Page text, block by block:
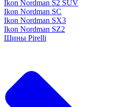
Ikon Nordman S2 SUV
Ikon Nordman SC
Ikon Nordman SX3
Ikon Nordman SZ2
Шины Pirelli